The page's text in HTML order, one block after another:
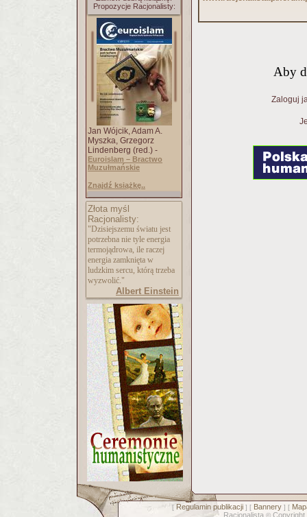
Propozycje Racjonalisty:
Jan Wójcik, Adam A.
Myszka, Grzegorz
Lindenberg (red.) -
Euroislam – Bractwo
Muzułmańskie
Znajdź książkę..
Złota myśl
Racjonalisty:
"Dzisiejszemu światu jest
potrzebna nie tyle energia
termojądrowa, ile raczej
energia zamknięta w
ludzkim sercu, którą trzeba
wyzwolić."
Albert Einstein
Aby
Zaloguj
[ Regulamin publikacji] [ Bannery] [
Racjonalista © Copyright